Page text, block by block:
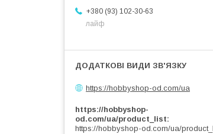
+380 (93) 102-30-63
лайф
https://hobbyshop-od.com/ua
https://hobbyshop-
od.com/ua/product_list
https://hobbyshop-od.com/ua/